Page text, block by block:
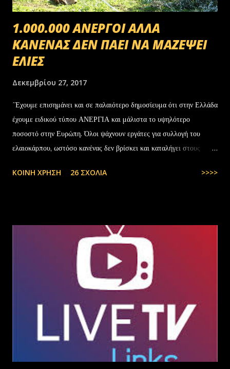
1.000.000 ΑΝΕΡΓΟΙ ΑΛΛΑ
ΚΑΝΕΝΑΣ ΔΕΝ ΠΑΕΙ ΝΑ ΜΑΖΕΨΕΙ
ΕΛΙΕΣ
Δεκεμβρίου 27, 2017
΄Έχουμε επισημάνει και σε παλαιότερο δημοσίευμα ότι στην Ελλάδα
έχουμε ειδικού τύπου ΑΝΕΡΓΙΑ και μάλιστα το υψηλότερο
ποσοστό στην Ευρώπη. Όλοι ψάχνουν εργάτες για συλλογή του
ελαιοκάρπου, ωστόσο κανένας δεν βρίσκει και καταλήγει στους
στην Ελλάδα, πάλι δεν μας φτάνουν. Στην Ελλάδα του 1.000.000
ΚΟΙΝΉ ΧΡΉΣΗ 26 ΣΧΌΛΙΑ >>>>